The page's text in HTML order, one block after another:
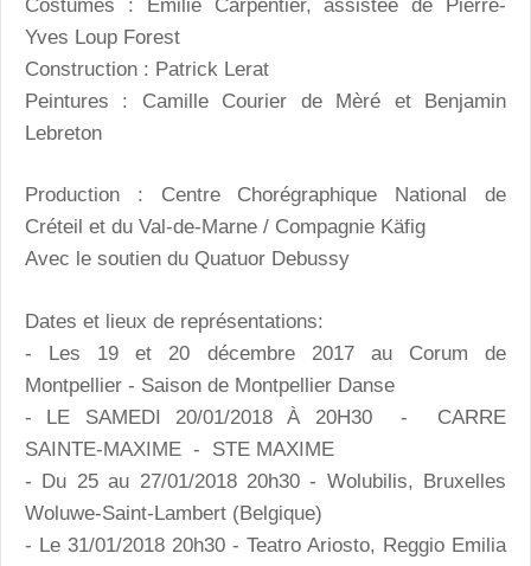
Costumes : Emilie Carpentier, assistée de Pierre-
Yves Loup Forest
Construction : Patrick Lerat
Peintures : Camille Courier de Mèré et Benjamin
Lebreton
Production : Centre Chorégraphique National de
Créteil et du Val-de-Marne / Compagnie Käfig
Avec le soutien du Quatuor Debussy
Dates et lieux de représentations:
- Les 19 et 20 décembre 2017 au Corum de
Montpellier - Saison de Montpellier Danse
- LE SAMEDI 20/01/2018 À 20H30 - CARRE
SAINTE-MAXIME - STE MAXIME
- Du 25 au 27/01/2018 20h30 - Wolubilis, Bruxelles
Woluwe-Saint-Lambert (Belgique)
- Le 31/01/2018 20h30 - Teatro Ariosto, Reggio Emilia